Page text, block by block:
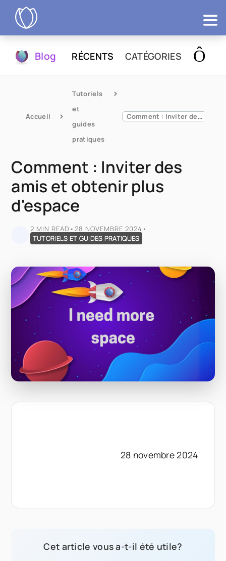
Essayer
Blog RÉCENTS CATÉGORIES
Accueil
Tutoriels
et
guides
pratiques
Comment : Inviter des amis et obtenir plus d'espace
Comment : Inviter des
amis et obtenir plus
d'espace
2 MIN READ • 28 NOVEMBRE 2024 •
TUTORIELS ET GUIDES PRATIQUES
28 novembre 2024
Cet article vous a-t-il été utile?